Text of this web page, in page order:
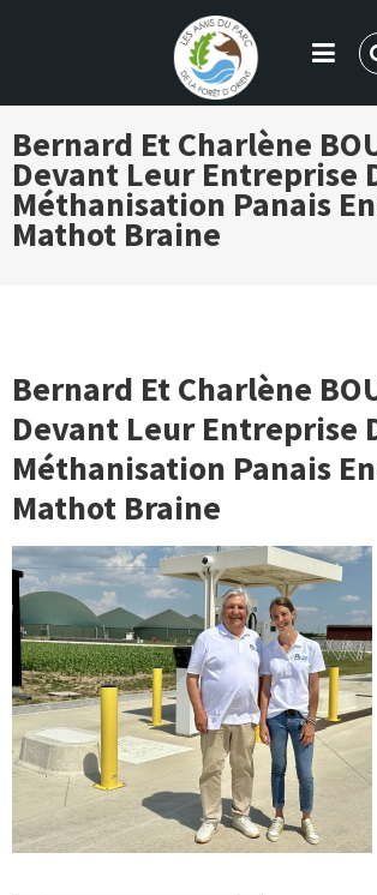
LES AMIS DU PARC
D'ORIENT
Bernard Et Charlène
Devant Leur Entreprise
Méthanisation Panais
Mathot Braine
Bernard Et Charlène
Devant Leur Entreprise
Méthanisation Panais
Mathot Braine